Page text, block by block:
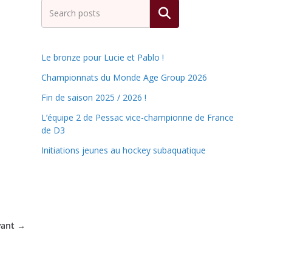
→
Rechercher
Le bronze pour Lucie et Pablo !
Championnats du Monde Age Group 2026
Fin de saison 2025 / 2026 !
L’équipe 2 de Pessac vice-championne de France
de D3
Initiations jeunes au hockey subaquatique